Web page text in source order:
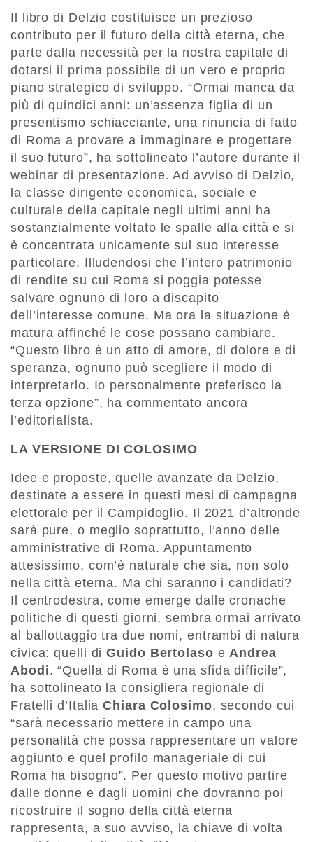
Il libro di Delzio costituisce un prezioso
contributo per il futuro della città eterna, che
parte dalla necessità per la nostra capitale di
dotarsi il prima possibile di un vero e proprio
piano strategico di sviluppo. “Ormai manca da
più di quindici anni: un’assenza figlia di un
presentismo schiacciante, una rinuncia di fatto
di Roma a provare a immaginare e progettare
il suo futuro”, ha sottolineato l’autore durante il
webinar di presentazione. Ad avviso di Delzio,
la classe dirigente economica, sociale e
culturale della capitale negli ultimi anni ha
sostanzialmente voltato le spalle alla città e si
è concentrata unicamente sul suo interesse
particolare. Illudendosi che l’intero patrimonio
di rendite su cui Roma si poggia potesse
salvare ognuno di loro a discapito
dell’interesse comune. Ma ora la situazione è
matura affinché le cose possano cambiare.
“Questo libro è un atto di amore, di dolore e di
speranza, ognuno può scegliere il modo di
interpretarlo. Io personalmente preferisco la
terza opzione”, ha commentato ancora
l’editorialista.
LA VERSIONE DI COLOSIMO
Idee e proposte, quelle avanzate da Delzio,
destinate a essere in questi mesi di campagna
elettorale per il Campidoglio. Il 2021 d’altronde
sarà pure, o meglio soprattutto, l’anno delle
amministrative di Roma. Appuntamento
attesissimo, com’è naturale che sia, non solo
nella città eterna. Ma chi saranno i candidati?
Il centrodestra, come emerge dalle cronache
politiche di questi giorni, sembra ormai arrivato
al ballottaggio tra due nomi, entrambi di natura
civica: quelli diGuido Bertolaso eAndrea
Abodi. “Quella di Roma è una sfida difficile”,
ha sottolineato la consigliera regionale di
Fratelli d’ItaliaChiara Colosimo, secondo cui
“sarà necessario mettere in campo una
personalità che possa rappresentare un valore
aggiunto e quel profilo manageriale di cui
Roma ha bisogno”. Per questo motivo partire
dalle donne e dagli uomini che dovranno poi
ricostruire il sogno della città eterna
rappresenta, a suo avviso, la chiave di volta